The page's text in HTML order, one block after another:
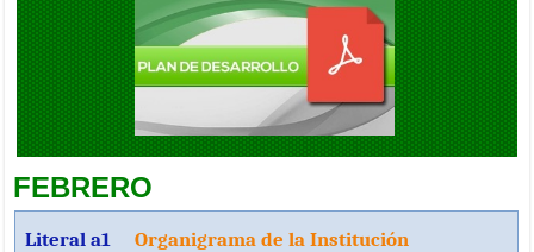
BRIGADA MEDICA INTERDISCIPLINARIA EN LA PARROQUIA
CACHA
Viernes, 05 Septiembre 2025 20:00
FEBRERO
Literal a1 Organigrama de la Institución